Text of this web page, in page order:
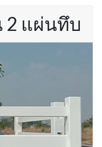
2 แผ่นทึบ